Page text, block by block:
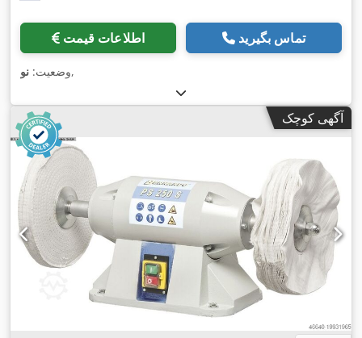
اطلاعات قیمت تماس بگیرید
وضعیت: نو ,
آگهی کوچک